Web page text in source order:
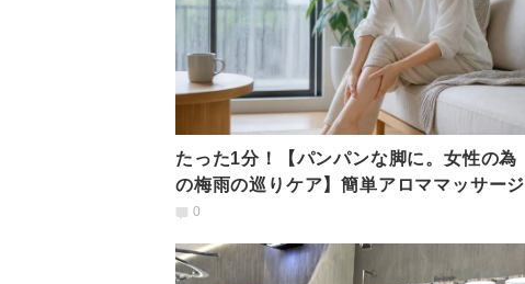
たった1分！【パンパンな脚に。女性の為
の梅雨の巡りケア】簡単アロママッサージ
0